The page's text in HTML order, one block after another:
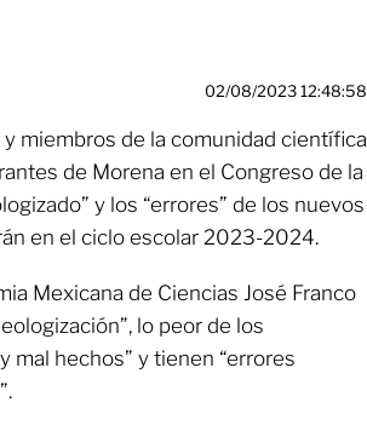
02/08/2023 12:48:58
miembros de la comunidad científica
de Morena en el Congreso de la
y los “errores” de los nuevos
en el ciclo escolar 2023-2024.
Mexicana de Ciencias José Franco
lo peor de los
mal hechos” y tienen “errores